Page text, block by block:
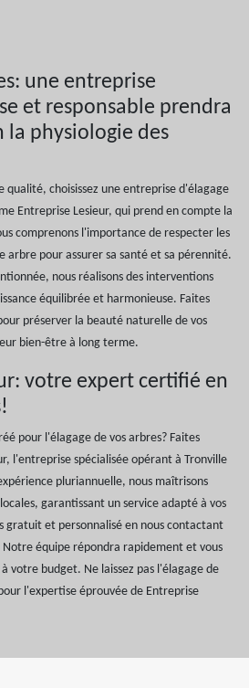
une entreprise
et responsable prendra
la physiologie des
qualité, choisissez une entreprise d'élagage
Entreprise Lesieur, qui prend en compte la
comprenons l'importance de respecter les
arbre pour assurer sa santé et sa pérennité.
nous réalisons des interventions
équilibrée et harmonieuse. Faites
préserver la beauté naturelle de vos
bien-être à long terme.
votre expert certifié en
pour l'élagage de vos arbres? Faites
l'entreprise spécialisée opérant à Tronville
pluriannuelle, nous maîtrisons
garantissant un service adapté à vos
gratuit et personnalisé en nous contactant
équipe répondra rapidement et vous
votre budget. Ne laissez pas l'élagage de
l'expertise éprouvée de Entreprise